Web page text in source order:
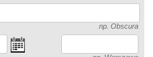
np. Obscura